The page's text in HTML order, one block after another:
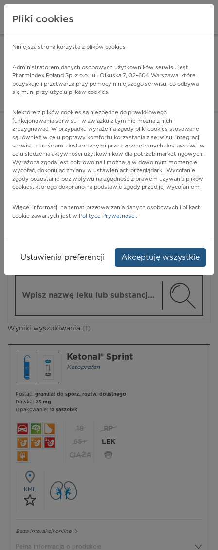
Pharmindex - lider
ZALOGUJ SIĘ
POKAŻ FILTRY
Pharmindex
Wyniki wyszukiwania (1)
Ketonal® Sprint
Ketoprofen
Postać: granulat do sporz. roztw. doustnego
Dawka: 25 mg
Opakowanie: 12 saszetek
18
65+
CIĄŻA
RP
LEK
KML
Baza interakcji online
Pełna informacja o produkcie
Pliki cookies
Niniejsza strona korzysta z plików cookies
Administratorem danych osobowych użytkowników serwisu jest
Pharmindex Poland Sp. z o.o., ul. Olkuska 7, 02-604 Warszawa, które
pozyskuje i przetwarza przy pomocy niniejszego serwisu, co odbywa
się m.in. przy użyciu plików cookies.
Niektóre z plików cookies są niezbędne do prawidłowego
funkcjonowania serwisu i w związku z tym nie można z nich
zrezygnować. W przypadku wyrażenia zgody pliki cookies stosowane
są również w celu poprawy komfortu korzystania z serwisu, integracji
serwisu z treściami dostarczanymi przez zewnętrznych dostawców i w
celu śledzenia aktywności użytkowników dla potrzeb marketingowych.
Wyrażona zgoda jest dobrowolna i można ją w dowolnym momencie
wycofać, dokonując zmiany w ustawieniach przeglądarki. Wycofanie
zgody pozostanie bez wpływu na zgodność z prawem używania plików
cookies, którego dokonano na podstawie zgody przed jej wycofaniem.
Więcej informacji na temat przetwarzania danych osobowych i plikach
cookie zawartych jest w Polityce Prywatności.
Ustawienia preferencji Akceptuję wszystkie
ZA DARMO - w Google Play INSTALUJ